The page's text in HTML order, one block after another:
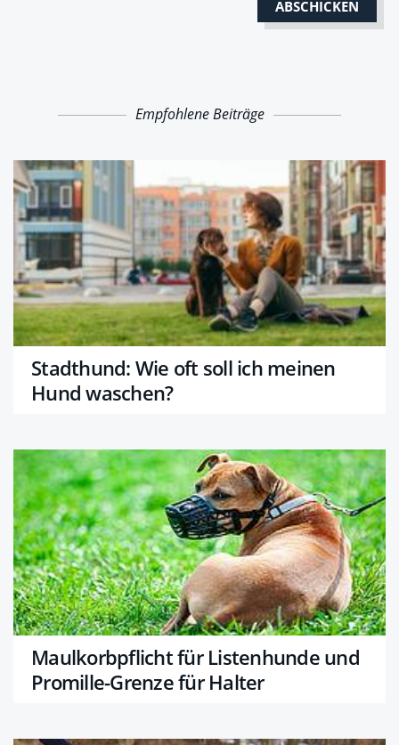
Empfohlene Beiträge
Stadthund: Wie oft soll ich meinen
Hund waschen?
Maulkorbpflicht für Listenhunde und
Promille-Grenze für Halter